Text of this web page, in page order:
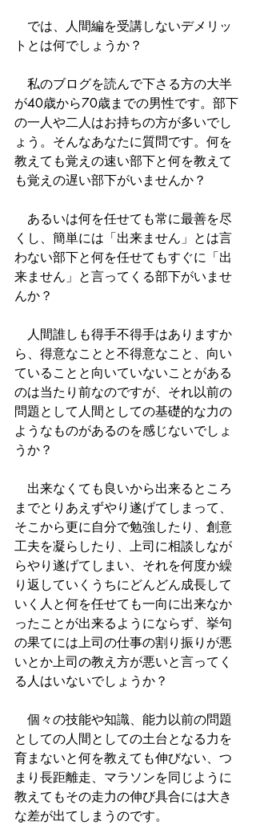
では、人間編を受講しないデメリッ
トとは何でしょうか？
私のブログを読んで下さる方の大半
が40歳から70歳までの男性です。部下
の一人や二人はお持ちの方が多いでし
ょう。そんなあなたに質問です。何を
教えても覚えの速い部下と何を教えて
も覚えの遅い部下がいませんか？
あるいは何を任せても常に最善を尽
くし、簡単には「出来ません」とは言
わない部下と何を任せてもすぐに「出
来ません」と言ってくる部下がいませ
んか？
人間誰しも得手不得手はありますか
ら、得意なことと不得意なこと、向い
ていることと向いていないことがある
のは当たり前なのですが、それ以前の
問題として人間としての基礎的な力の
ようなものがあるのを感じないでしょ
うか？
出来なくても良いから出来るところ
までとりあえずやり遂げてしまって、
そこから更に自分で勉強したり、創意
工夫を凝らしたり、上司に相談しなが
らやり遂げてしまい、それを何度か繰
り返していくうちにどんどん成長して
いく人と何を任せても一向に出来なか
ったことが出来るようにならず、挙句
の果てには上司の仕事の割り振りが悪
いとか上司の教え方が悪いと言ってく
る人はいないでしょうか？
個々の技能や知識、能力以前の問題
としての人間としての土台となる力を
育まないと何を教えても伸びない、つ
まり長距離走、マラソンを同じように
教えてもその走力の伸び具合には大き
な差が出てしまうのです。